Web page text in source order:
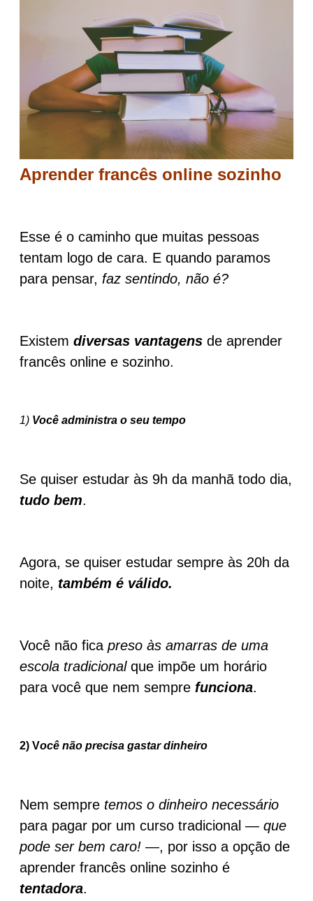
Aprender francês online sozinho
Esse é o caminho que muitas pessoas
tentam logo de cara. E quando paramos
para pensar, faz sentindo, não é?
Existem diversas vantagens de aprender
francês online e sozinho.
1) Você administra o seu tempo
Se quiser estudar às 9h da manhã todo dia,
tudo bem.
Agora, se quiser estudar sempre às 20h da
noite, também é válido.
Você não fica preso às amarras de uma
escola tradicionalque impõe um horário
para você que nem sempre funciona.
2) Você não precisa gastar dinheiro
Nem sempre temos o dinheiro necessário
para pagar por um curso tradicional — que
pode ser bem caro! —, por isso a opção de
aprender francês online sozinho é
tentadora.